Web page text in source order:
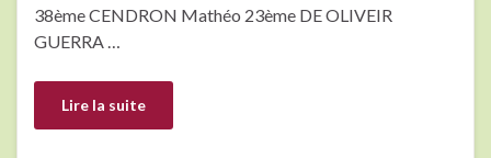
38ème CENDRON Mathéo 23ème DE OLIVEIR
GUERRA …
Lire la suite